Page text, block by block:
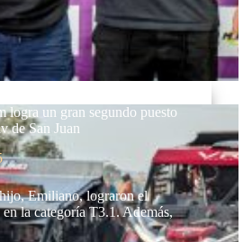
logra un gran segundo puesto
de San Juan
Emiliano, lograron el
la categoría T3.1. Además,